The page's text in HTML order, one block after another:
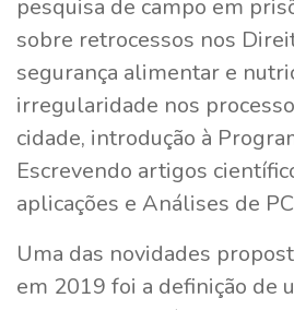
pesquisa de campo em
sobre retrocessos nos
segurança alimentar e
irregularidade nos
cidade, introdução à
Escrevendo artigos
aplicações e Análises de
Uma das novidades
em 2019 foi a definição de